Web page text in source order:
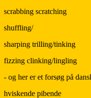
scrabbing scratching
shuffling/
sharping trilling/tinking
fizzing clinking/lingling
- og her er et forsøg på
hviskende pibende